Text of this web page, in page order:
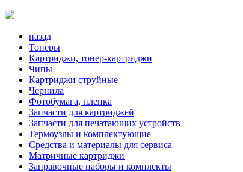
назад
Тонеры
Картриджи, тонер-картриджи
Чипы
Картриджи струйные
Чернила
Фотобумага, пленка
Запчасти для картриджей
Запчасти для печатающих устройств
Термоузлы и комплектующие
Средства и материалы для сервиса
Матричные картриджи
Заправочные наборы и комплекты